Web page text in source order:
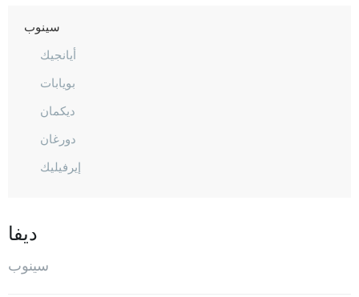
سينوب
أيانجيك
بويابات
ديكمان
دورغان
إيرفيليك
ديفا
سينوب